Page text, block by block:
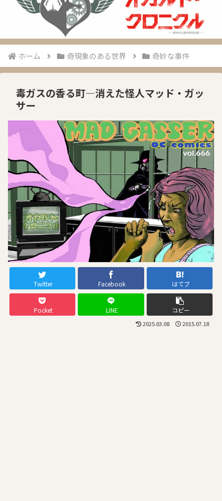
ホーム 奇現象のある世界 奇妙な事件
毒ガスの香る町―消えた怪人マッド・ガッ
サー
Twitter Facebook はてブ
Pocket LINE コピー
2025.03.08 2015.07.18